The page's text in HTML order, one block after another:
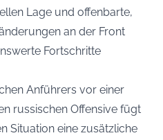
Lage und offenbarte,
an der Front
Fortschritte
Anführers vor einer
russischen Offensive fügt
Situation eine zusätzliche